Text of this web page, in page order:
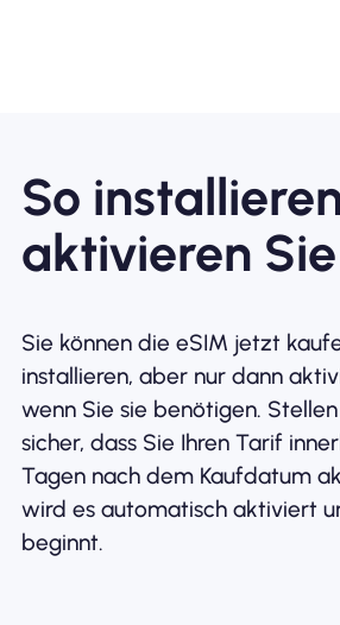
So
aktivieren
Sie können die eSIM jetzt
installieren, aber nur dann
wenn Sie sie benötigen.
sicher, dass Sie Ihren Tarif
Tagen nach dem Kaufdatum
wird es automatisch aktiviert
beginnt.